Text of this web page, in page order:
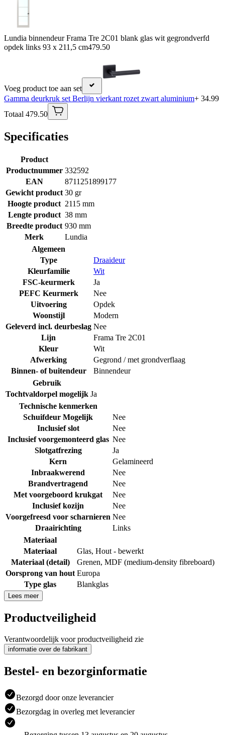
Lundia binnendeur Frama Tre 2C01 blank glas wit gegrondverfd
opdek links 93 x 211,5 cm479.50
Voeg product toe aan set
Gamma deurkruk set Berlijn vierkant rozet zwart aluminium+ 34.99
Totaal 479.50
Specificaties
Product
Productnummer 332592
EAN
8711251899177
Gewicht product 30 gr
Hoogte product 2115 mm
Lengte product 38 mm
Breedte product 930 mm
Merk
Lundia
Algemeen
Type
Draaideur
Kleurfamilie
Wit
FSC-keurmerk
Ja
PEFC Keurmerk
Nee
Uitvoering
Opdek
Woonstijl
Modern
Geleverd incl. deurbeslag Nee
Lijn
Frama Tre 2C01
Kleur
Wit
Afwerking
Gegrond / met grondverflaag
Binnen- of buitendeur
Binnendeur
Gebruik
Tochtvaldorpel mogelijk Ja
Technische kenmerken
Schuifdeur Mogelijk
Nee
Inclusief slot
Nee
Inclusief voorgemonteerd glas Nee
Slotgatfrezing
Ja
Kern
Gelamineerd
Inbraakwerend
Nee
Brandvertragend
Nee
Met voorgeboord krukgat
Nee
Inclusief kozijn
Nee
Voorgefreesd voor scharnieren Nee
Draairichting
Links
Materiaal
Materiaal
Glas, Hout - bewerkt
Materiaal (detail)
Grenen, MDF (medium-density fibreboard)
Oorsprong van hout Europa
Type glas
Blankglas
Lees meer
Productveiligheid
Verantwoordelijk voor productveiligheid zie
informatie over de fabrikant
Bestel- en bezorginformatie
Bezorgd door onze leverancier
Bezorgdag in overleg met leverancier